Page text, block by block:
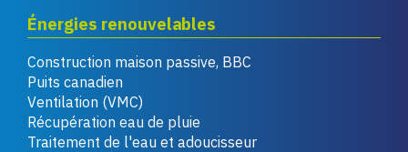
Énergies renouvelables
Construction maison passive, BBC
Puits canadien
Ventilation (VMC)
Récupération eau de pluie
Traitement de l'eau et adoucisseur